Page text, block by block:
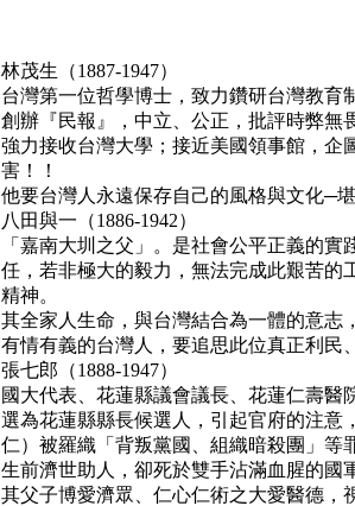
林茂生（1887-1947）
台灣第一位哲學博士，致力鑽研台灣教育
創辦『民報』，中立、公正，批評時弊無
強力接收台灣大學；接近美國領事館，企
害！！
他要台灣人永遠保存自己的風格與文化─
八田與一（1886-1942）
「嘉南大圳之父」。是社會公平正義的
任，若非極大的毅力，無法完成此艱苦
精神。
其全家人生命，與台灣結合為一體的意志
有情有義的台灣人，要追思此位真正利民
張七郎（1888-1947）
國大代表、花蓮縣議會議長、花蓮仁壽
選為花蓮縣縣長候選人，引起官府的注意
仁）被羅織「背叛黨國、組織暗殺團」等
生前濟世助人，卻死於雙手沾滿血腥的國
其父子博愛濟眾、仁心仁術之大愛醫德，